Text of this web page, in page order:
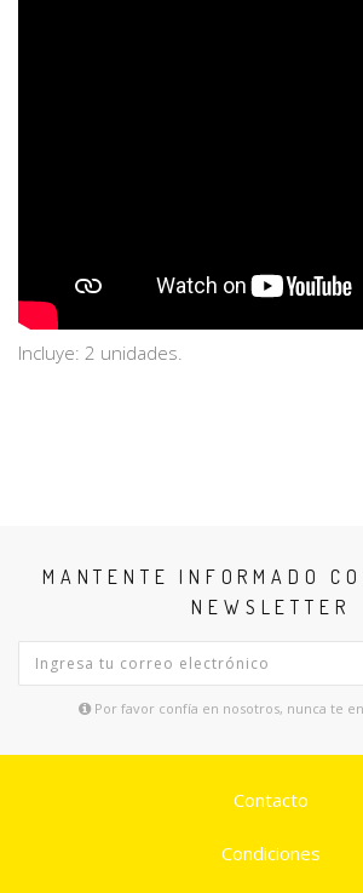
Incluye: 2 unidades.
MANTENTE INFORMADO
NEWSLETTER
Por favor confía en nosotros, nunca te
Contacto
Condiciones